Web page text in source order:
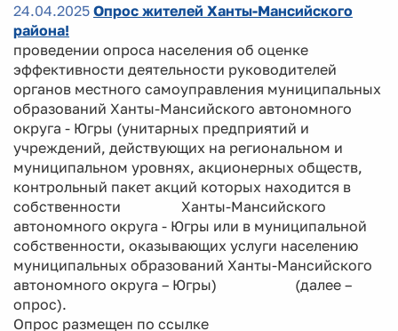
24.04.2025 Опрос жителей Ханты-Мансийского
района!
проведении опроса населения об оценке
эффективности деятельности руководителей
органов местного самоуправления муниципальных
образований Ханты-Мансийского автономного
округа - Югры (унитарных предприятий и
учреждений, действующих на региональном и
муниципальном уровнях, акционерных обществ,
контрольный пакет акций которых находится в
собственности Ханты-Мансийского
автономного округа - Югры или в муниципальной
собственности, оказывающих услуги населению
муниципальных образований Ханты-Мансийского
автономного округа – Югры) (далее –
опрос).
Опрос размещен по ссылке